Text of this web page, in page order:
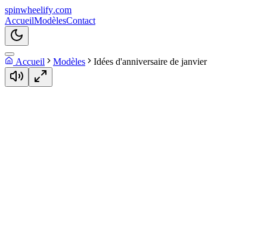
spinwheelify.com
AccueilModèlesContact
Accueil Modèles Idées d'anniversaire de janvier